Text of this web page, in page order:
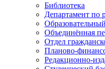
Библиотека
Департамент по
Объединённая
Отдел
Планово-
Редакционно-